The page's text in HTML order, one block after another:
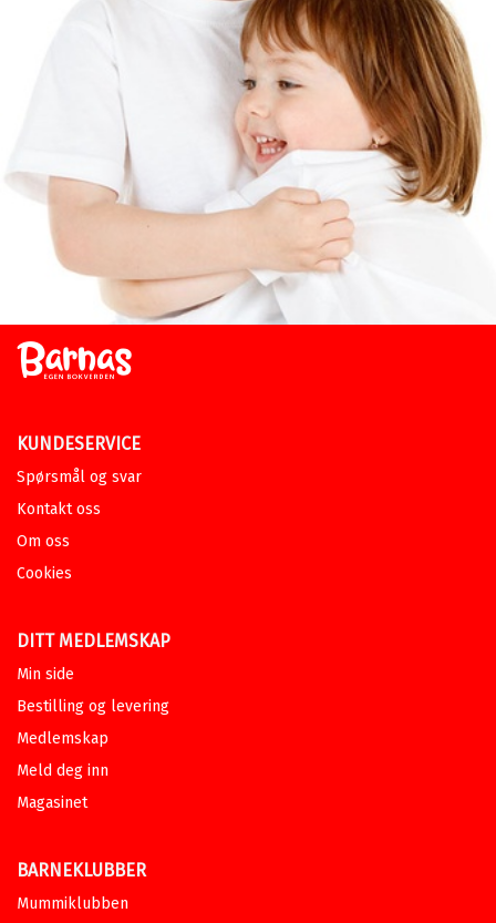
KUNDESERVICE
Spørsmål og svar
Kontakt oss
Om oss
Cookies
DITT MEDLEMSKAP
Min side
Bestilling og levering
Medlemskap
Meld deg inn
Magasinet
BARNEKLUBBER
Mummiklubben